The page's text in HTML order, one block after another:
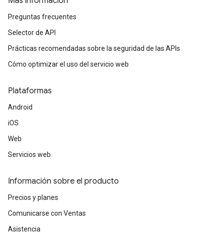
Preguntas frecuentes
Selector de API
Prácticas recomendadas sobre la seguridad de las APIs
Cómo optimizar el uso del servicio web
Plataformas
Android
iOS
Web
Servicios web
Información sobre el producto
Precios y planes
Comunicarse con Ventas
Asistencia